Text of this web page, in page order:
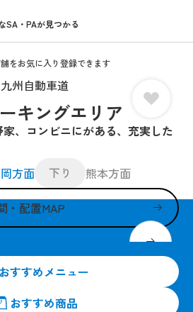
SA・PAが見つかる
をお気に入り登録できます
九州自動車道
キングエリア
、コンビニにがある、充実した
方面 下り 熊本方面
・配置MAP
ン-イレブン
おすすめメニュー
おすすめ商品